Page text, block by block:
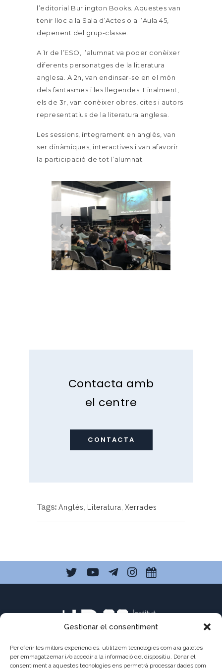
Gestionar el consentiment
Per oferir les millors experiències, utilitzem tecnologies com ara galetes
per emmagatzemar i/o accedir a la informació del dispositiu. Donar el
consentiment a aquestes tecnologies ens permetrà processar dades com
l’editorial Burlington Books. Aquestes van
tenir lloc a la Sala d’Actes o a l’Aula 45,
depenent del grup-classe.
A 1r de l’ESO, l’alumnat va poder conèixer
diferents personatges de la literatura
anglesa. A 2n, van endinsar-se en el món
dels fantasmes i les llegendes. Finalment,
els de 3r, van conèixer obres, cites i autors
representatius de la literatura anglesa.
Les sessions, íntegrament en anglès, van
ser dinàmiques, interactives i van afavorir
la participació de tot l’alumnat.
Contacta amb
el centre
CONTACTA
Tags: Anglès Literatura Xerrades